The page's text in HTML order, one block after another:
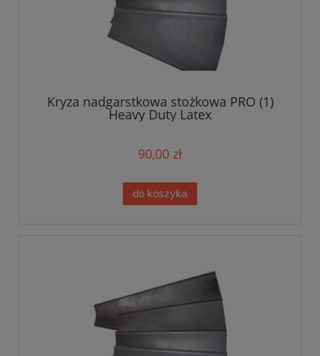
Kryza nadgarstkowa stożkowa PRO (1)
Heavy Duty Latex
90,00 zł
do koszyka